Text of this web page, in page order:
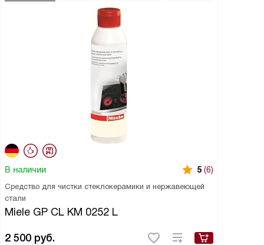
В наличии 5 (6)
Средство для чистки стеклокерамики и нержавеющей
стали
Miele GP CL KM 0252 L
2 500 руб.